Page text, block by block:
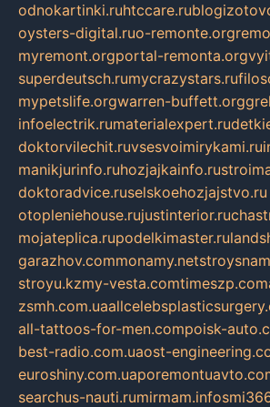
odnokartinki.ruhtccare.ru
oysters-digital.ruo-remonte.org
myremont.orgportal-remonta.org
superdeutsch.rumycrazystars.ru
mypetslife.orgwarren-buffett.org
infoelectrik.rumaterialexpert.ru
doktorvilechit.ruvsesvoimirykami.ru
manikjurinfo.ruhozjajkainfo.ru
doktoradvice.ruselskoehozjajstvo.ru
otopleniehouse.rujustinterior.ru
mojateplica.rupodelkimaster.ru
garazhov.commonamy.net
stroyu.kzmy-vesta.comtimeszp.com
zsmh.com.ua
all-tattoos-for-men.compoisk-
best-radio.com.uaost-
euroshiny.com.ua
searchus-nauti.rumirmam.info